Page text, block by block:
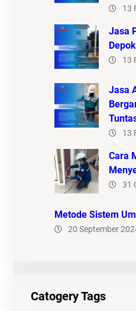
13
Jasa
13
Jasa
13
Cara
31
Metode Sistem
20 September
Catogery Tags